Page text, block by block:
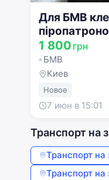
Для БМВ
1 800 грн
БМВ
Киев
Новое
7 июн в 15:01
Транспорт на
Транспорт на
Транспорт на